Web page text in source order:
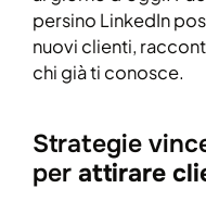
persino LinkedIn
nuovi clienti,
chi già ti conosce.
Strategie
per attirare